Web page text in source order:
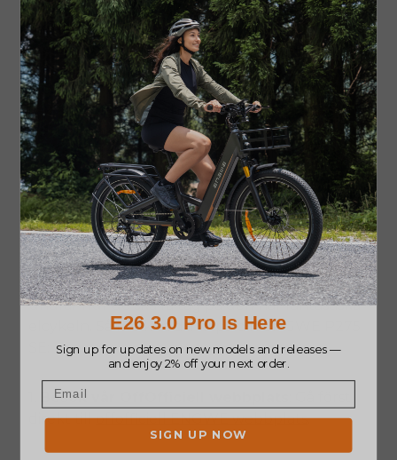
Shimano 7-växlat växelsystem
Med sitt 7-växlade Shimano-växelsystem kan du
växla smidigt. Detta hjälper dig att trampa lätt,
gör det enkelt att klättra i backar och låter dig
hantera alla möjliga olika terränger utan att bli
ansträngd.
Var kan jag få tag på en
ENGWE P275 SE?
Efter produktlanseringen kanske vissa cyklister
undrar hur de ska få tag på den här fantastiska
elcykeln. Så här kan du köpa dinENGWE
Besök vår
direkt tilloffofficiellENGWEwebbplats.